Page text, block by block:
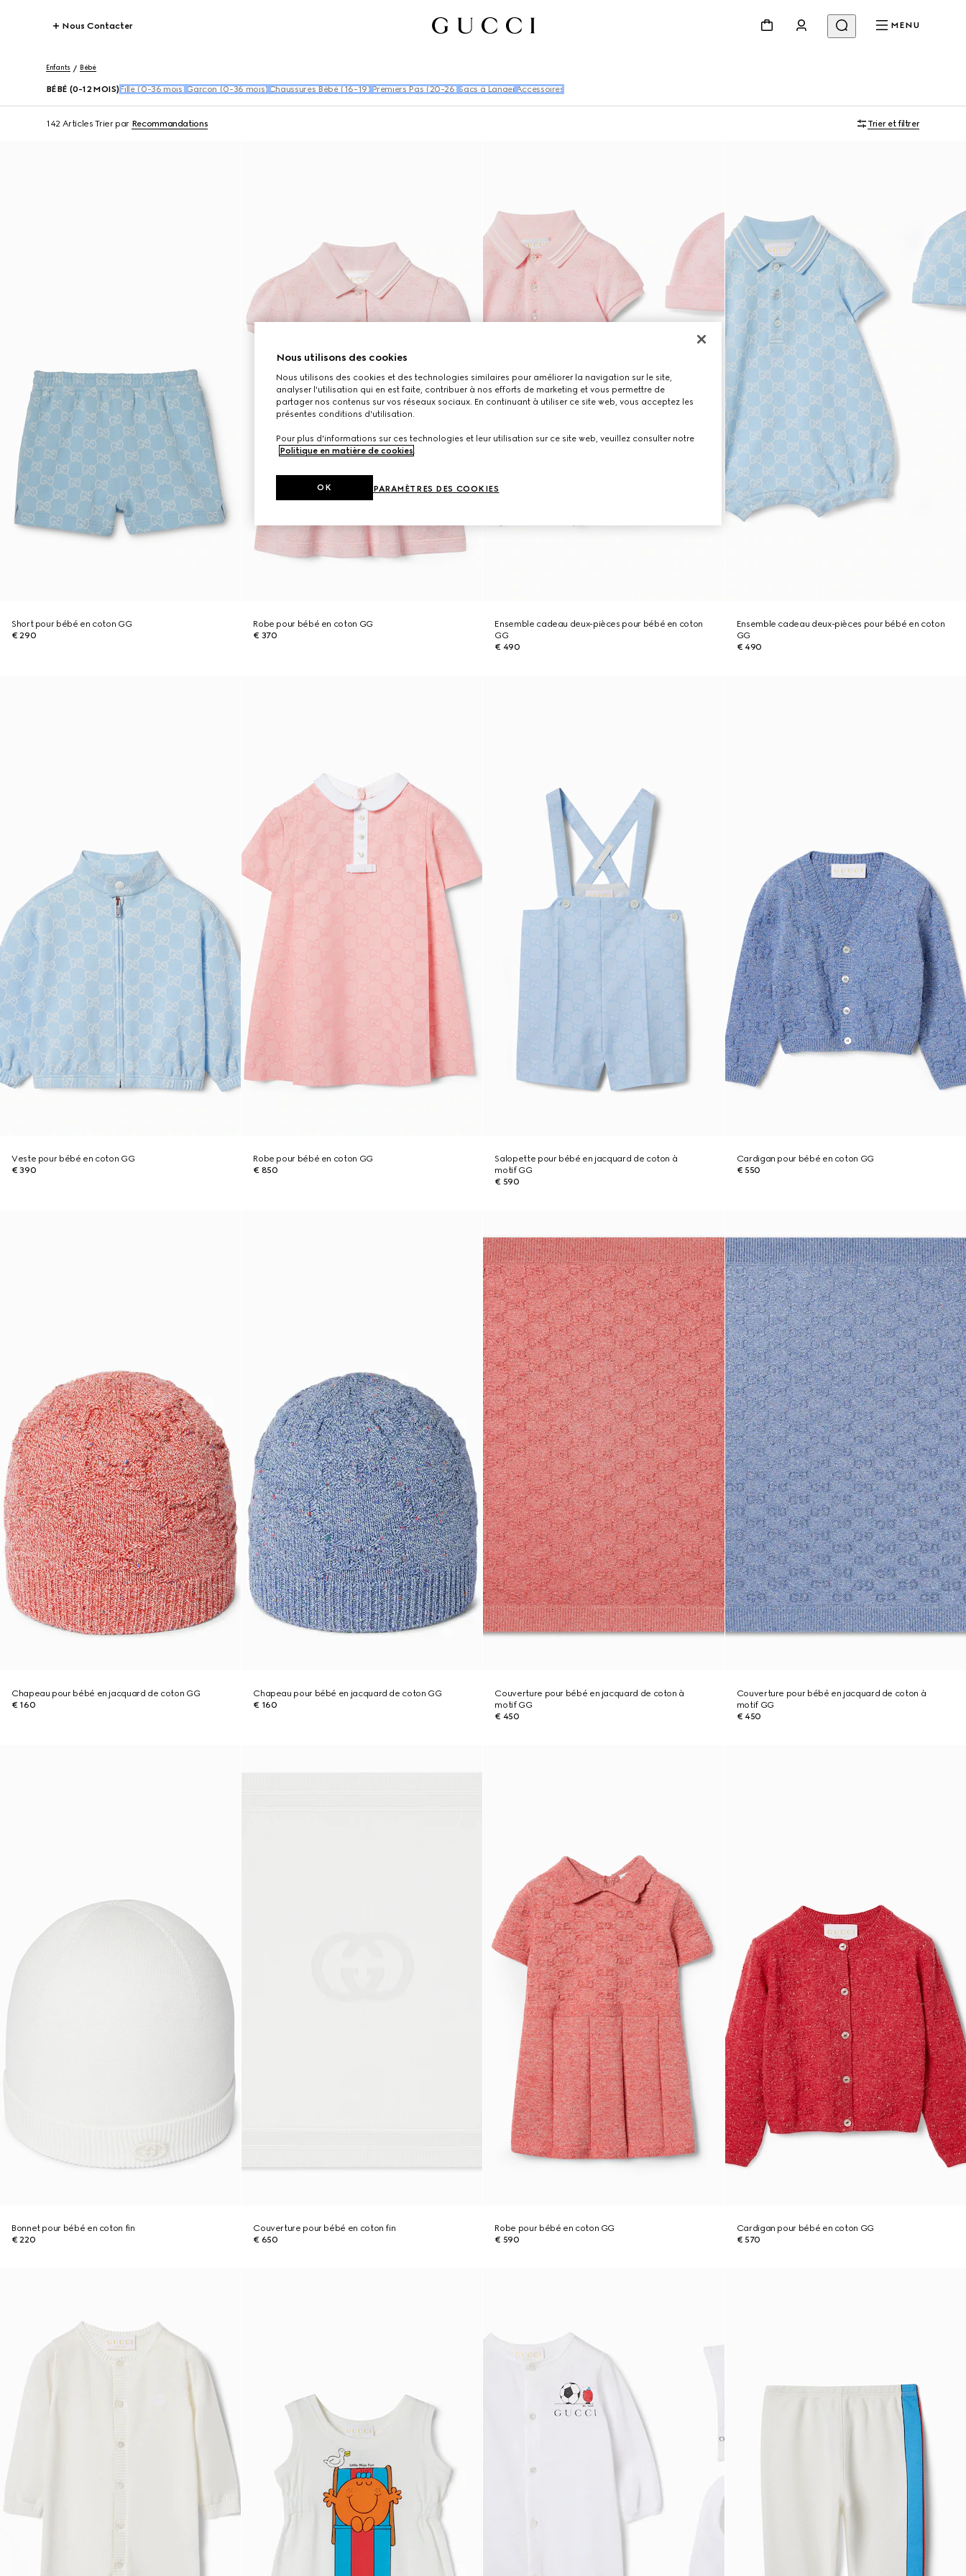
Nous Contacter MENU
Enfants Bébé
BÉBÉ (0-12 MOIS) Fille (0-36 mois) Garçon (0-36 mois) Chaussures Bébé (16-19) Premiers Pas (20-26) Sacs à Langer Accessoires
142 Articles Trier par Recommandations Trier et filtrer
Short pour bébé en coton GG
€ 290
Robe pour bébé en coton GG
€ 370
Ensemble cadeau deux-pièces pour bébé en coton
GG
€ 490
Ensemble cadeau deux-pièces pour bébé en coton
GG
€ 490
Veste pour bébé en coton GG
€ 390
Robe pour bébé en coton GG
€ 850
Salopette pour bébé en jacquard de coton à
motif GG
€ 590
Cardigan pour bébé en coton GG
€ 550
Chapeau pour bébé en jacquard de coton GG
€ 160
Chapeau pour bébé en jacquard de coton GG
€ 160
Couverture pour bébé en jacquard de coton à
motif GG
€ 450
Couverture pour bébé en jacquard de coton à
motif GG
€ 450
Bonnet pour bébé en coton fin
€ 220
Couverture pour bébé en coton fin
€ 650
Robe pour bébé en coton GG
€ 590
Cardigan pour bébé en coton GG
€ 570
Nous utilisons des cookies
Nous utilisons des cookies et des technologies similaires pour améliorer la navigation sur le site,
analyser l'utilisation qui en est faite, contribuer à nos efforts de marketing et vous permettre de
partager nos contenus sur vos réseaux sociaux. En continuant à utiliser ce site web, vous acceptez les
présentes conditions d'utilisation.
Pour plus d'informations sur ces technologies et leur utilisation sur ce site web, veuillez consulter notre
Politique en matière de cookies.
PARAMÈTRES DES COOKIES
OK